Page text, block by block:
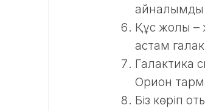
айналымды
Құс жолы –
астам
Галактика
Орион
Біз көріп